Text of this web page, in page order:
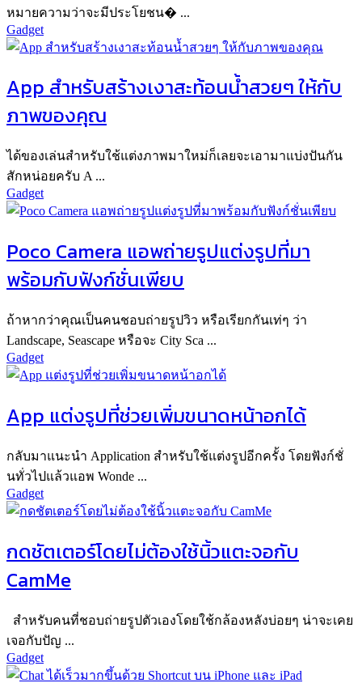
หมายความว่าจะมีประโยชน� ...
Gadget
App สำหรับสร้างเงาสะท้อนน้ำสวยๆ ให้กับ
ภาพของคุณ
ได้ของเล่นสำหรับใช้แต่งภาพมาใหม่ก็เลยจะเอามาแบ่งปันกัน
สักหน่อยครับ A ...
Gadget
Poco Camera แอพถ่ายรูปแต่งรูปที่มา
พร้อมกับฟังก์ชั่นเพียบ
ถ้าหากว่าคุณเป็นคนชอบถ่ายรูปวิว หรือเรียกกันเท่ๆ ว่า
Landscape, Seascape หรือจะ City Sca ...
Gadget
App แต่งรูปที่ช่วยเพิ่มขนาดหน้าอกได้
กลับมาแนะนำ Application สำหรับใช้แต่งรูปอีกครั้ง โดยฟังก์ชั่
นทั่วไปแล้วแอพ Wonde ...
Gadget
กดชัตเตอร์โดยไม่ต้องใช้นิ้วแตะจอกับ
CamMe
สำหรับคนที่ชอบถ่ายรูปตัวเองโดยใช้กล้องหลังบ่อยๆ น่าจะเคย
เจอกับปัญ ...
Gadget